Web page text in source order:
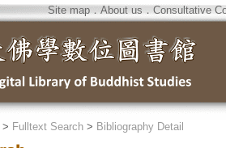
Site map．About us ． Consultative
> Fulltext Search > Bibliography Detail